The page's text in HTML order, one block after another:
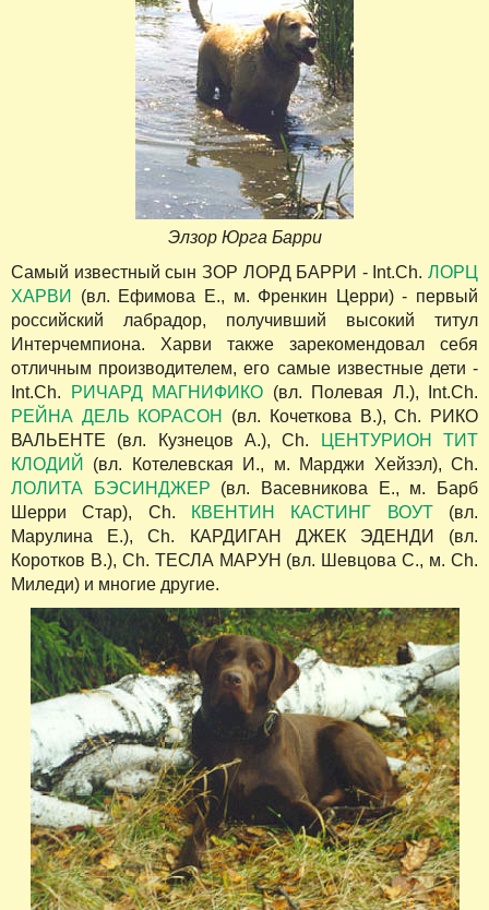
Элзор Юрга Барри
Самый известный сын ЗОР ЛОРД БАРРИ - Int.Ch. ЛОРЦ
ХАРВИ
(вл. Ефимова Е., м. Френкин Церри) - первый
российский лабрадор, получивший высокий титул
Интерчемпиона. Харви также зарекомендовал себя
отличным производителем, его самые известные дети -
Int.Ch.
РИЧАРД МАГНИФИКО (вл. Полевая Л.), Int.Ch.
РЕЙНА ДЕЛЬ КОРАСОН
(вл. Кочеткова В.), Ch. РИКО
ВАЛЬЕНТЕ (вл. Кузнецов А.), Ch.
ЦЕНТУРИОН ТИТ
КЛОДИЙ
(вл. Котелевская И., м. Марджи Хейзэл), Ch.
ЛОЛИТА БЭСИНДЖЕР (вл. Васевникова Е., м. Барб
Шерри Стар), Ch.
КВЕНТИН КАСТИНГ ВОУТ(вл.
Марулина Е.), Ch. КАРДИГАН ДЖЕК ЭДЕНДИ (вл.
Коротков В.), Ch. ТЕСЛА МАРУН (вл. Шевцова С., м. Ch.
Миледи) и многие другие.